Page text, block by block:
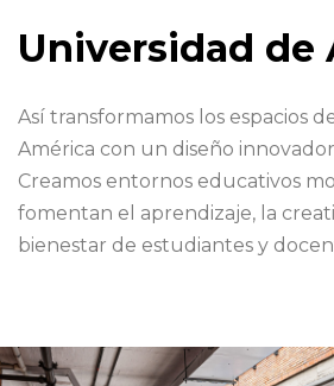
Universidad de
Así transformamos los espacios
América con un diseño
Creamos entornos educativos
fomentan el aprendizaje, la
bienestar de estudiantes y